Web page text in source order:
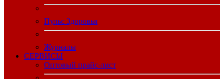
Пульс Здоровья
Журналы
CЕРВИСЫ
Оптовый прайс-лист